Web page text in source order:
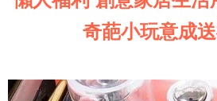
奇葩小玩意成